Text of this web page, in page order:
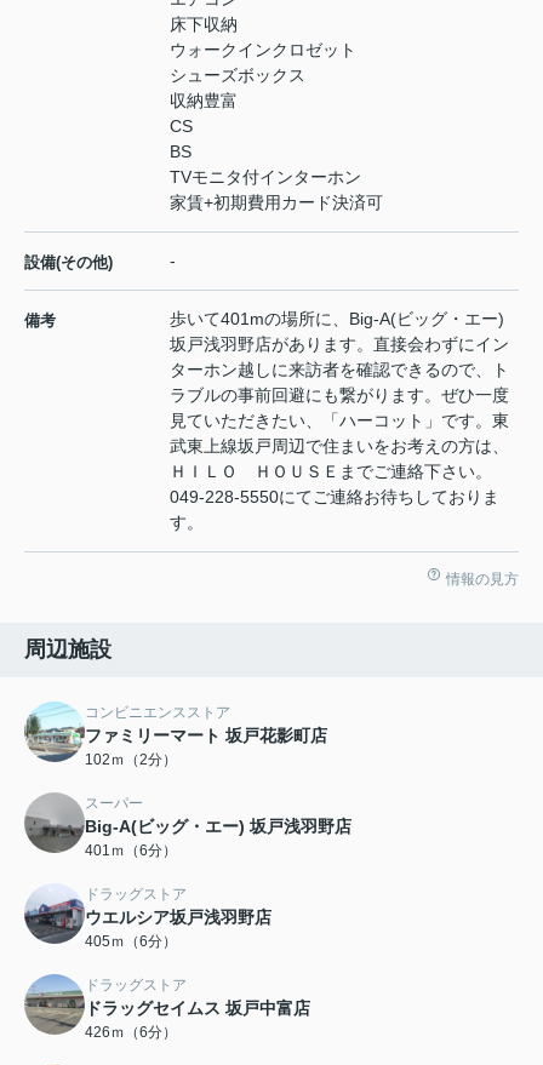
床下収納
ウォークインクロゼット
シューズボックス
収納豊富
CS
BS
TVモニタ付インターホン
家賃+初期費用カード決済可
設備(その他) -
備考
歩いて401mの場所に、Big-A(ビッグ・エー)
坂戸浅羽野店があります。直接会わずにイン
ターホン越しに来訪者を確認できるので、ト
ラブルの事前回避にも繋がります。ぜひ一度
見ていただきたい、「ハーコット」です。東
武東上線坂戸周辺で住まいをお考えの方は、
ＨＩＬＯ ＨＯＵＳＥまでご連絡下さい。
049-228-5550にてご連絡お待ちしておりま
す。
情報の見方
周辺施設
コンビニエンスストア
ファミリーマート 坂戸花影町店
102ｍ（2分）
スーパー
Big-A(ビッグ・エー) 坂戸浅羽野店
401ｍ（6分）
ドラッグストア
ウエルシア坂戸浅羽野店
405ｍ（6分）
ドラッグストア
ドラッグセイムス 坂戸中富店
426ｍ（6分）